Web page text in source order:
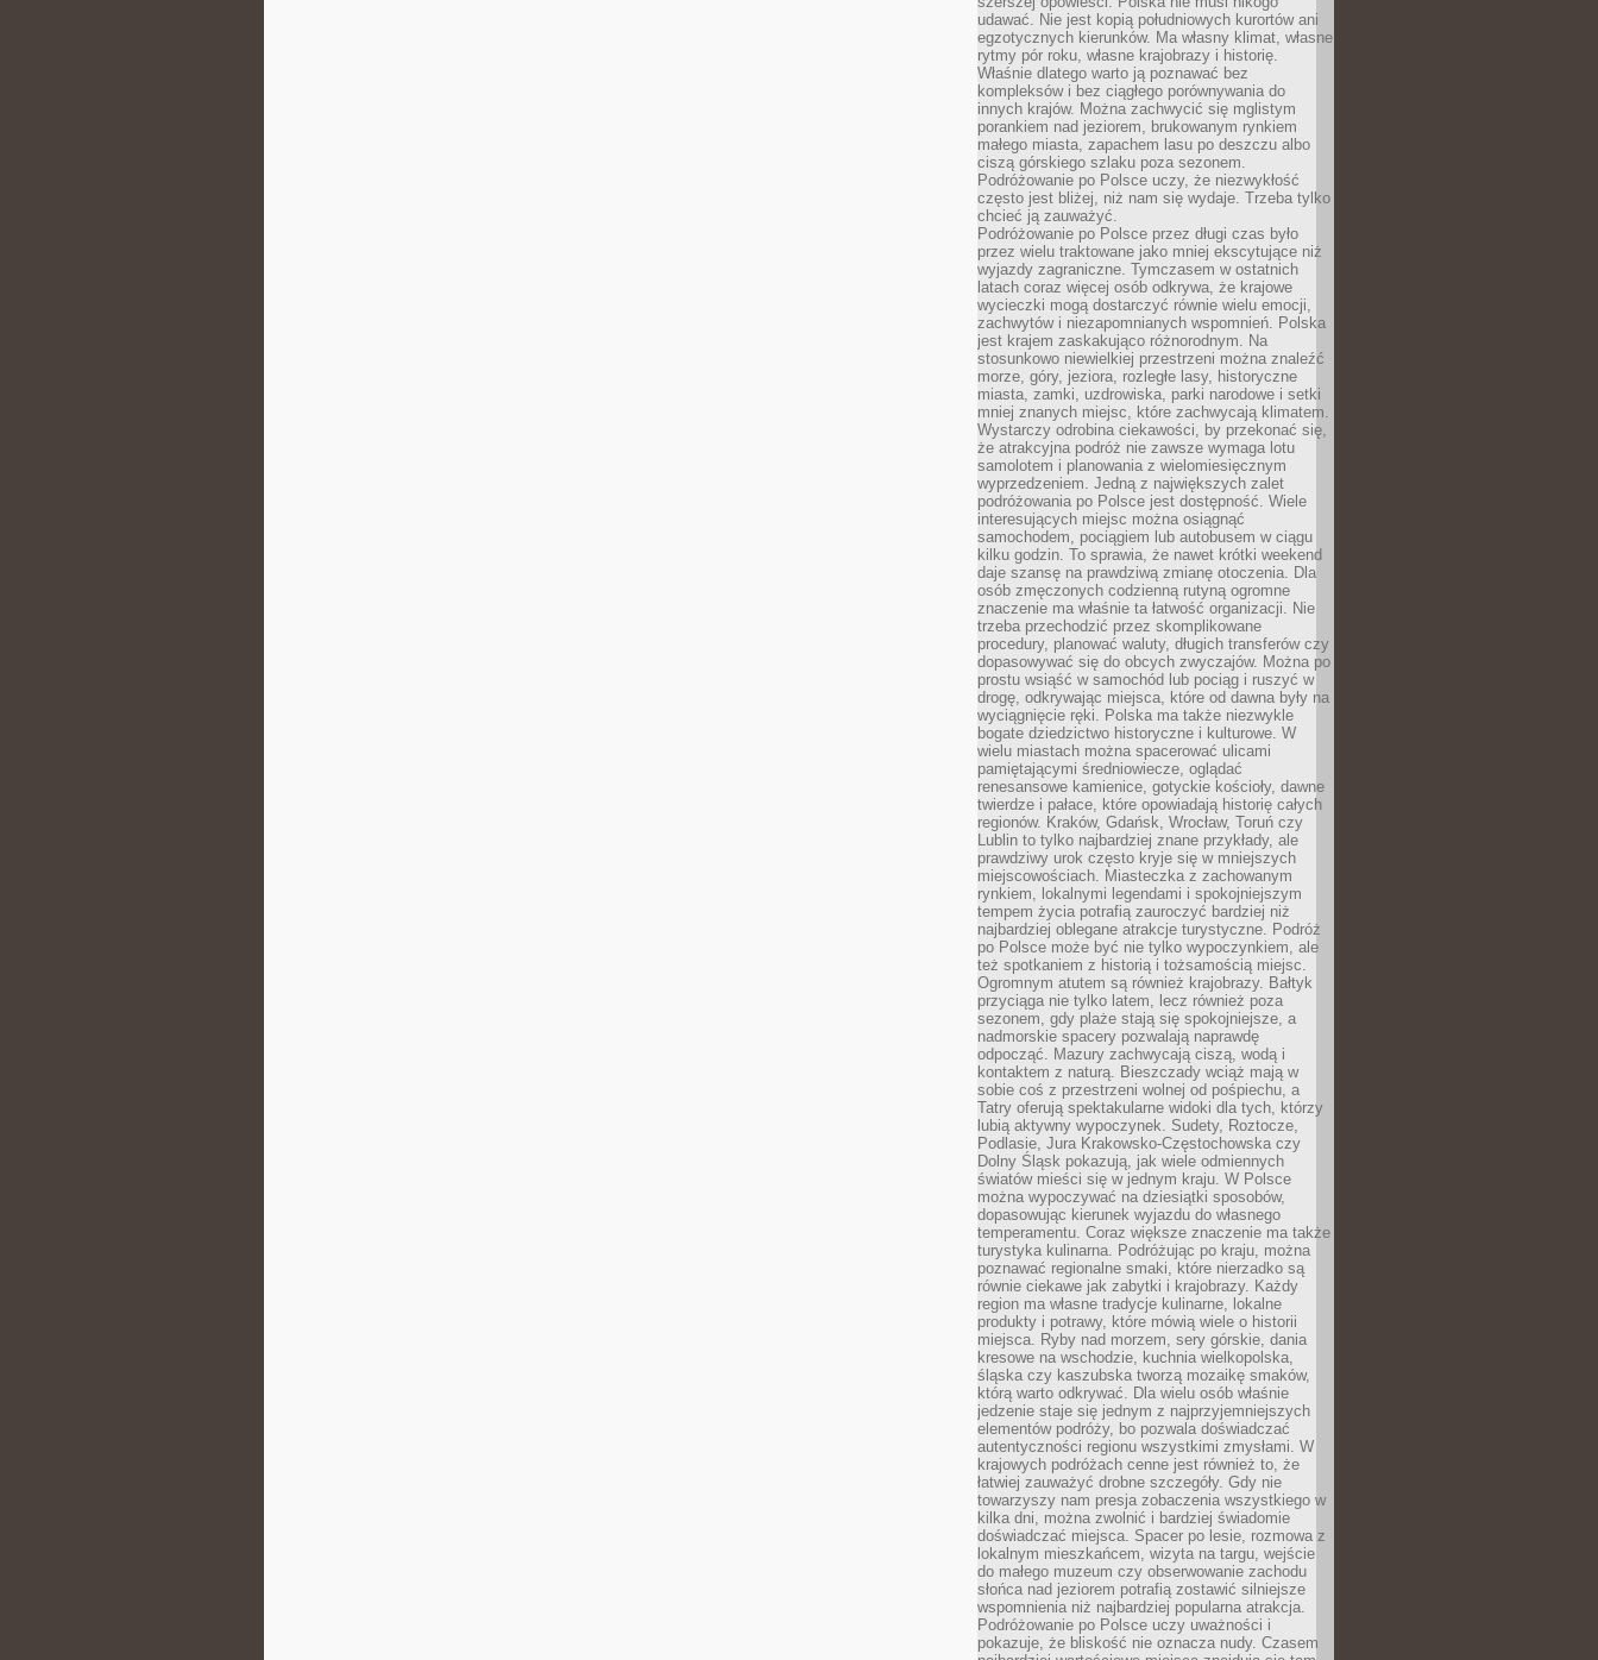
udawać. Nie jest kopią południowych kurortów ani
egzotycznych kierunków. Ma własny klimat, własne
rytmy pór roku, własne krajobrazy i historię.
Właśnie dlatego warto ją poznawać bez
kompleksów i bez ciągłego porównywania do
innych krajów. Można zachwycić się mglistym
porankiem nad jeziorem, brukowanym rynkiem
małego miasta, zapachem lasu po deszczu albo
ciszą górskiego szlaku poza sezonem.
Podróżowanie po Polsce uczy, że niezwykłość
często jest bliżej, niż nam się wydaje. Trzeba tylko
chcieć ją zauważyć.
Podróżowanie po Polsce przez długi czas było
przez wielu traktowane jako mniej ekscytujące niż
wyjazdy zagraniczne. Tymczasem w ostatnich
latach coraz więcej osób odkrywa, że krajowe
wycieczki mogą dostarczyć równie wielu emocji,
zachwytów i niezapomnianych wspomnień. Polska
jest krajem zaskakująco różnorodnym. Na
stosunkowo niewielkiej przestrzeni można znaleźć
morze, góry, jeziora, rozległe lasy, historyczne
miasta, zamki, uzdrowiska, parki narodowe i setki
mniej znanych miejsc, które zachwycają klimatem.
Wystarczy odrobina ciekawości, by przekonać się,
że atrakcyjna podróż nie zawsze wymaga lotu
samolotem i planowania z wielomiesięcznym
wyprzedzeniem. Jedną z największych zalet
podróżowania po Polsce jest dostępność. Wiele
interesujących miejsc można osiągnąć
samochodem, pociągiem lub autobusem w ciągu
kilku godzin. To sprawia, że nawet krótki weekend
daje szansę na prawdziwą zmianę otoczenia. Dla
osób zmęczonych codzienną rutyną ogromne
znaczenie ma właśnie ta łatwość organizacji. Nie
trzeba przechodzić przez skomplikowane
procedury, planować waluty, długich transferów czy
dopasowywać się do obcych zwyczajów. Można po
prostu wsiąść w samochód lub pociąg i ruszyć w
drogę, odkrywając miejsca, które od dawna były na
wyciągnięcie ręki. Polska ma także niezwykle
bogate dziedzictwo historyczne i kulturowe. W
wielu miastach można spacerować ulicami
pamiętającymi średniowiecze, oglądać
renesansowe kamienice, gotyckie kościoły, dawne
twierdze i pałace, które opowiadają historię całych
regionów. Kraków, Gdańsk, Wrocław, Toruń czy
Lublin to tylko najbardziej znane przykłady, ale
prawdziwy urok często kryje się w mniejszych
miejscowościach. Miasteczka z zachowanym
rynkiem, lokalnymi legendami i spokojniejszym
tempem życia potrafią zauroczyć bardziej niż
najbardziej oblegane atrakcje turystyczne. Podróż
po Polsce może być nie tylko wypoczynkiem, ale
też spotkaniem z historią i tożsamością miejsc.
Ogromnym atutem są również krajobrazy. Bałtyk
przyciąga nie tylko latem, lecz również poza
sezonem, gdy plaże stają się spokojniejsze, a
nadmorskie spacery pozwalają naprawdę
odpocząć. Mazury zachwycają ciszą, wodą i
kontaktem z naturą. Bieszczady wciąż mają w
sobie coś z przestrzeni wolnej od pośpiechu, a
Tatry oferują spektakularne widoki dla tych, którzy
lubią aktywny wypoczynek. Sudety, Roztocze,
Podlasie, Jura Krakowsko-Częstochowska czy
Dolny Śląsk pokazują, jak wiele odmiennych
światów mieści się w jednym kraju. W Polsce
można wypoczywać na dziesiątki sposobów,
dopasowując kierunek wyjazdu do własnego
temperamentu. Coraz większe znaczenie ma także
turystyka kulinarna. Podróżując po kraju, można
poznawać regionalne smaki, które nierzadko są
równie ciekawe jak zabytki i krajobrazy. Każdy
region ma własne tradycje kulinarne, lokalne
produkty i potrawy, które mówią wiele o historii
miejsca. Ryby nad morzem, sery górskie, dania
kresowe na wschodzie, kuchnia wielkopolska,
śląska czy kaszubska tworzą mozaikę smaków,
którą warto odkrywać. Dla wielu osób właśnie
jedzenie staje się jednym z najprzyjemniejszych
elementów podróży, bo pozwala doświadczać
autentyczności regionu wszystkimi zmysłami. W
krajowych podróżach cenne jest również to, że
łatwiej zauważyć drobne szczegóły. Gdy nie
towarzyszy nam presja zobaczenia wszystkiego w
kilka dni, można zwolnić i bardziej świadomie
doświadczać miejsca. Spacer po lesie, rozmowa z
lokalnym mieszkańcem, wizyta na targu, wejście
do małego muzeum czy obserwowanie zachodu
słońca nad jeziorem potrafią zostawić silniejsze
wspomnienia niż najbardziej popularna atrakcja.
Podróżowanie po Polsce uczy uważności i
pokazuje, że bliskość nie oznacza nudy. Czasem